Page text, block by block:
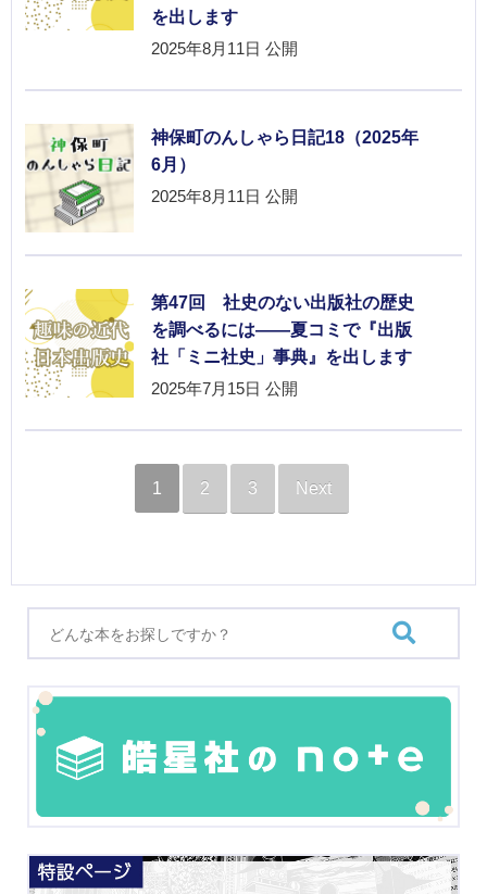
を出します
2025年8月11日 公開
神保町のんしゃら日記18（2025年
6月）
2025年8月11日 公開
第47回 社史のない出版社の歴史
を調べるには――夏コミで『出版
社「ミニ社史」事典』を出します
2025年7月15日 公開
1 2 3 Next